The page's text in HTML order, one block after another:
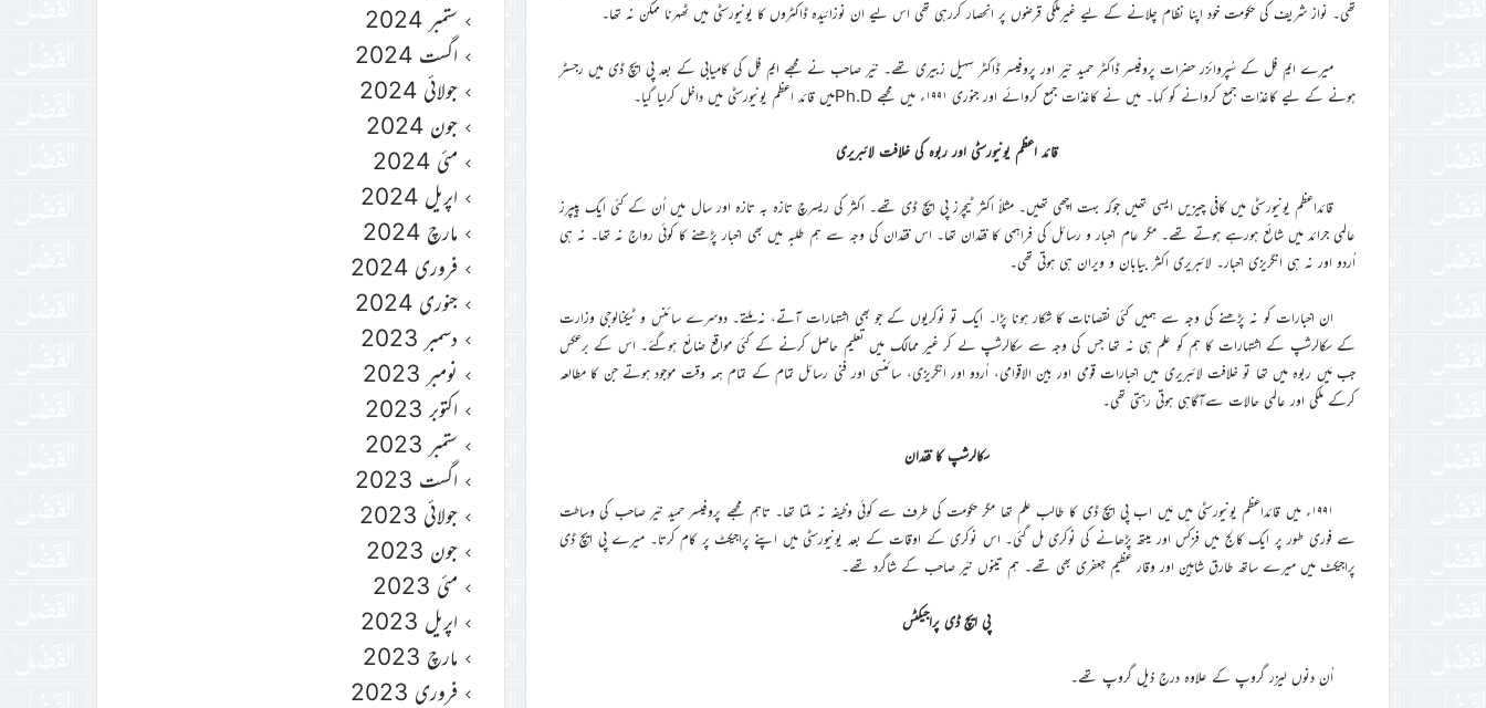
تھی۔ نواز شریف کی حکومت خود اپنا نظام چلانے کے لیے غیرملکی قرضوں پر انحصار کررہی تھی اس لیے ان نوزائیدہ ڈاکٹروں کا یونیورسٹی میں ٹھہرنا ممکن نہ تھا۔
میرے ایم فِل کے سُپروائزر حضرات پروفیسر ڈاکٹر حمید نیّر اور پروفیسر ڈاکٹر سہیل زبیری تھے۔ نیّر صاحب نے مجھے ایم فِل کی کامیابی کے بعد پی ایچ ڈی میں رجسٹر
ہونے کے لیے کاغذات جمع کروانے کو کہا۔ میں نے کاغذات جمع کروائے اور جنوری ۱۹۹۱ء میں مجھے Ph.Dمیں قائد اعظم یونیورسٹی میں داخل کرلیا گیا۔
قائد اعظم یونیورسٹی اور ربوہ کی خلافت لائبریری
قائداعظم یونیورسٹی میں کافی چیزیں ایسی تھیں جوکہ بہت اچھی تھیں۔ مثلاً اکثر ٹیچرز پی ایچ ڈی تھے۔ اکثر کی ریسرچ تازہ بہ تازہ اور سال میں اُن کے کئی ایک پیپرز
عالمی جرائد میں شائع ہورہے ہوتے تھے۔ مگر عام اخبار و رسائل کی فراہمی کا فقدان تھا۔ اس فقدان کی وجہ سے ہم طلبہ میں بھی اخبار پڑھنے کا کوئی رواج نہ تھا۔ نہ ہی
اُردو اور نہ ہی انگریزی اخبار۔ لائبریری اکثر بیابان و ویران ہی ہوتی تھی۔
ان اخبارات کو نہ پڑھنے کی وجہ سے ہمیں کئی نقصانات کا شکار ہونا پڑا۔ ایک تو نوکریوں کے جو بھی اشتہارات آتے، نہ ملتے۔ دوسرے سائنس و ٹیکنالوجی وزارت
کے سکالرشپ کے اشتہارات کا ہم کو علم ہی نہ تھا جس کی وجہ سے سکالرشپ لے کر غیر ممالک میں تعلیم حاصل کرنے کے کئی مواقع ضائع ہوگئے۔ اس کے برعکس
جب مَیں ربوہ میں تھا تو خلافت لائبریری میں اخبارات قومی اور بین الاقوامی، اُردو اور انگریزی، سائنسی اور فنی رسائل تمام کے تمام ہمہ وقت موجود ہوتے جن کا مطالعہ
کرکے ملکی اور عالمی حالات سےآگاہی ہوتی رہتی تھی۔
سکالرشپ کا فقدان
۱۹۹۱ء میں قائداعظم یونیورسٹی میں مَیں اب پی ایچ ڈی کا طالب علم تھا مگر حکومت کی طرف سے کوئی وظیفہ نہ ملتا تھا۔ تاہم مجھے پروفیسر حمید نیّر صاحب کی وساطت
سے فوری طور پر ایک کالج میں فزکس اور میتھ پڑھانے کی نوکری مل گئی۔ اس نوکری کے اوقات کے بعد یونیورسٹی میں اپنے پراجیکٹ پر کام کرتا۔ میرے پی ایچ ڈی
پراجیکٹ میں میرے ساتھ طارق شاہین اور وقار عظیم جعفری بھی تھے۔ ہم تینوں نیّر صاحب کے شاگرد تھے۔
پی ایچ ڈی پراجیکٹس
اُن دنوں لیزر گروپ کے علاوہ درج ذیل گروپ تھے۔
ستمبر 2024
اگست 2024
جولائی 2024
جون 2024
مئی 2024
اپریل 2024
مارچ 2024
فروری 2024
جنوری 2024
دسمبر 2023
نومبر 2023
اکتوبر 2023
ستمبر 2023
اگست 2023
جولائی 2023
جون 2023
مئی 2023
اپریل 2023
مارچ 2023
فروری 2023